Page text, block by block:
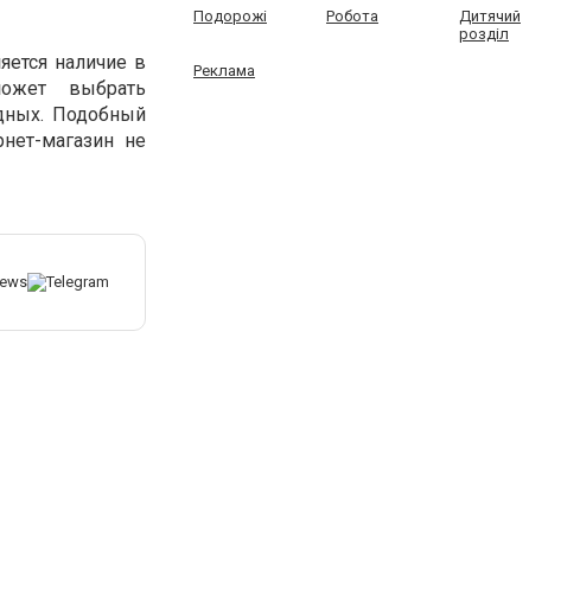
наличие в
выбрать
Подобный
магазин не
Подорожі Робота
Дитячий
розділ
Реклама